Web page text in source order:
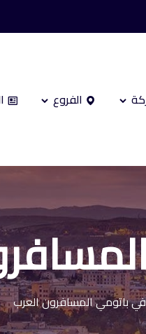
الفروع
باتومي المسافرون العرب